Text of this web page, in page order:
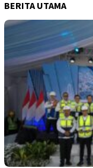
BERITA UTAMA